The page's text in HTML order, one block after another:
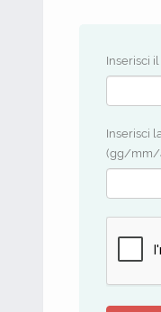
Inserisci
Inserisci
(gg/mm/